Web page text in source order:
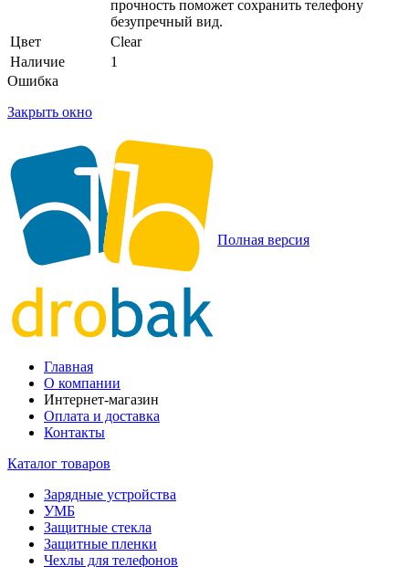
прочность поможет сохранить телефону
безупречный вид.
Цвет
Clear
Наличие
1
Ошибка
Закрыть окно
Полная версия
Главная
О компании
Интернет-магазин
Оплата и доставка
Контакты
Каталог товаров
Зарядные устройства
УМБ
Защитные стекла
Защитные пленки
Чехлы для телефонов